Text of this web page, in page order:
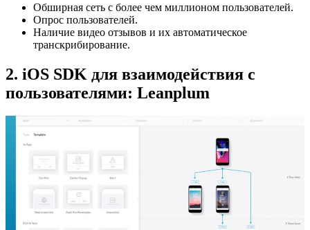
Обширная сеть с более чем миллионом пользователей.
Опрос пользователей.
Наличие видео отзывов и их автоматическое
транскрибирование.
2. iOS SDK для взаимодействия с
пользователями: Leanplum